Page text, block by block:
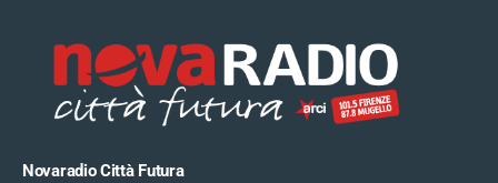
Novaradio Città Futura